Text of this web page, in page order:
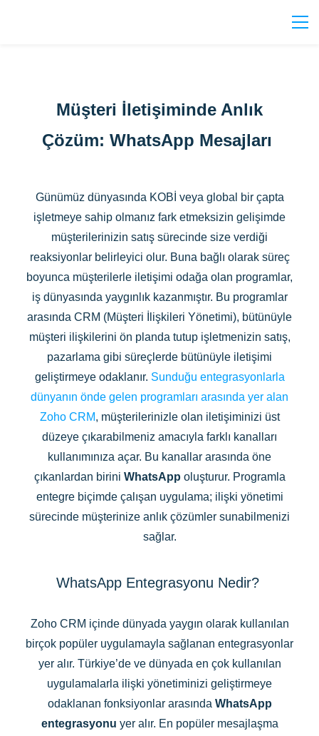
Müşteri İletişiminde Anlık
Çözüm: WhatsApp Mesajları
Günümüz dünyasında KOBİ veya global bir çapta
işletmeye sahip olmanız fark etmeksizin gelişimde
müşterilerinizin satış sürecinde size verdiği
reaksiyonlar belirleyici olur. Buna bağlı olarak süreç
boyunca müşterilerle iletişimi odağa olan programlar,
iş dünyasında yaygınlık kazanmıştır. Bu programlar
arasında CRM (Müşteri İlişkileri Yönetimi), bütünüyle
müşteri ilişkilerini ön planda tutup işletmenizin satış,
pazarlama gibi süreçlerde bütünüyle iletişimi
geliştirmeye odaklanır. Sunduğu entegrasyonlarla
dünyanın önde gelen programları arasında yer alan
Zoho CRM, müşterilerinizle olan iletişiminizi üst
düzeye çıkarabilmeniz amacıyla farklı kanalları
kullanımınıza açar. Bu kanallar arasında öne
çıkanlardan birini WhatsApp oluşturur. Programla
entegre biçimde çalışan uygulama; ilişki yönetimi
sürecinde müşterinize anlık çözümler sunabilmenizi
sağlar.
WhatsApp Entegrasyonu Nedir?
Zoho CRM içinde dünyada yaygın olarak kullanılan
birçok popüler uygulamayla sağlanan entegrasyonlar
yer alır. Türkiye’de ve dünyada en çok kullanılan
uygulamalarla ilişki yönetiminizi geliştirmeye
odaklanan fonksiyonlar arasında WhatsApp
entegrasyonu yer alır. En popüler mesajlaşma